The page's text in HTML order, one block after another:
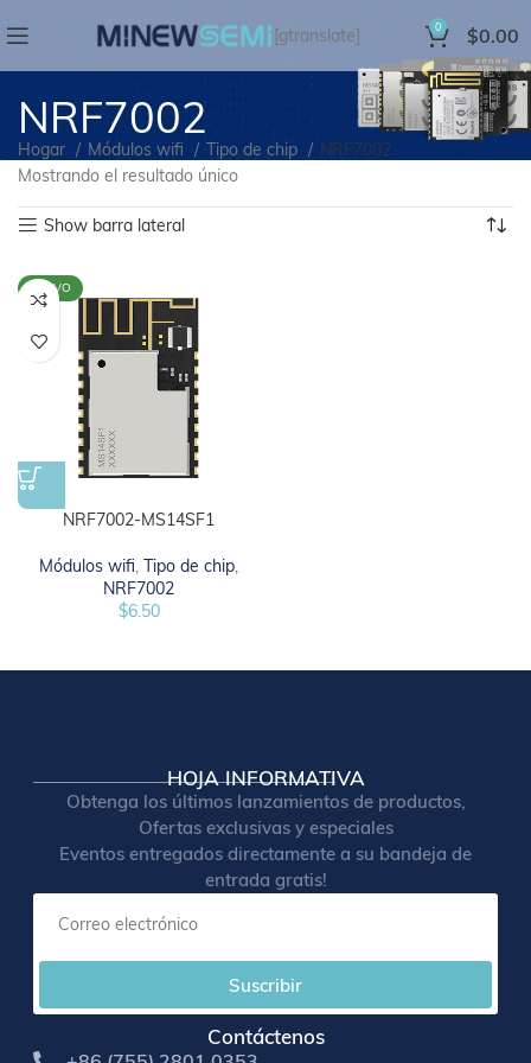
[gtranslate] 0 $0.00
NRF7002
Hogar Módulos wifi Tipo de chip
NRF7002
Mostrando el resultado único
Show barra lateral
NUEVO
NRF7002-MS14SF1
Módulos wifi, Tipo de chip,
NRF7002
$6.50
HOJA INFORMATIVA
Obtenga los últimos lanzamientos de productos,
Ofertas exclusivas y especiales
Eventos entregados directamente a su bandeja de
entrada gratis!
Suscribir
Contáctenos